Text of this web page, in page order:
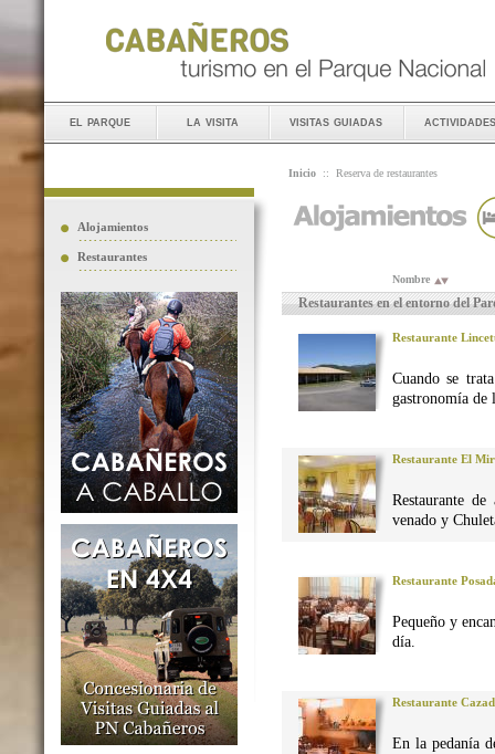
el parque la visita visitas guiadas actividades
Alojamientos
Restaurantes
Inicio :: Reserva de restaurantes
Nombre
Restaurantes en el entorno del
Restaurante
Cuando se
gastronomía de
Restaurante El
Restaurante
venado y
Restaurante
Pequeño y
día.
Restaurante
En la pedanía